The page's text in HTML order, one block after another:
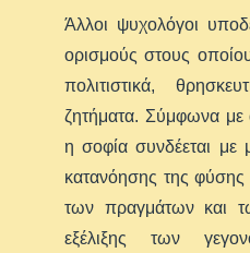
Άλλοι ψυχολόγοι
ορισμούς στους
πολιτιστικά,
ζητήματα. Σύμφωνα με
η σοφία συνδέεται με
κατανόησης της φύσης
των πραγμάτων και
εξέλιξης των